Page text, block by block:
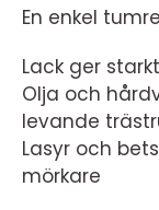
En enkel
Lack ger
Olja och
levande
Lasyr och
mörkare